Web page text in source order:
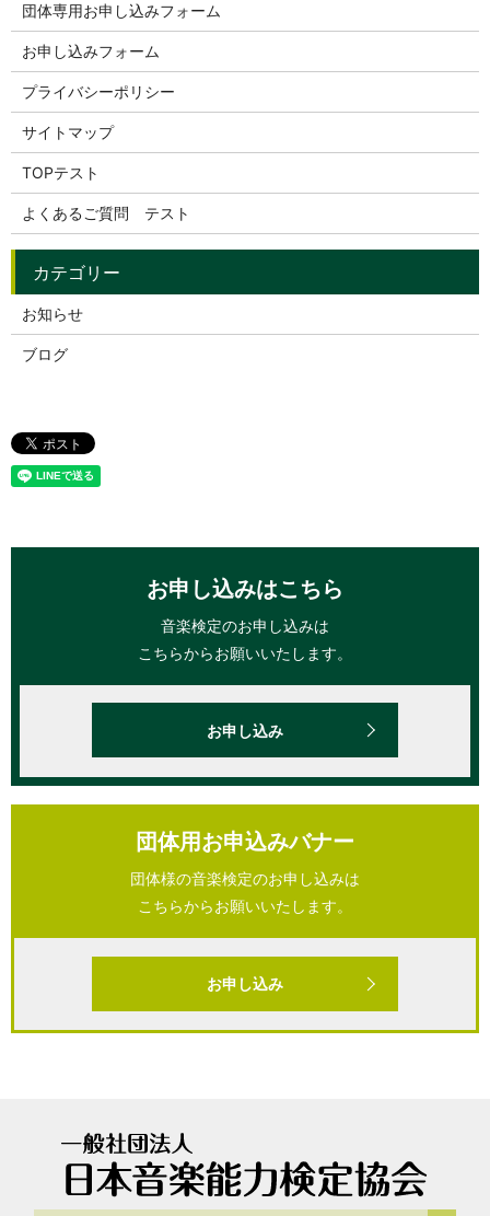
団体専用お申し込みフォーム
お申し込みフォーム
プライバシーポリシー
サイトマップ
TOPテスト
よくあるご質問 テスト
お知らせ
ブログ
お申し込みはこちら
音楽検定のお申し込みは
こちらからお願いいたします。
お申し込み
団体用お申込みバナー
団体様の音楽検定のお申し込みは
こちらからお願いいたします。
お申し込み